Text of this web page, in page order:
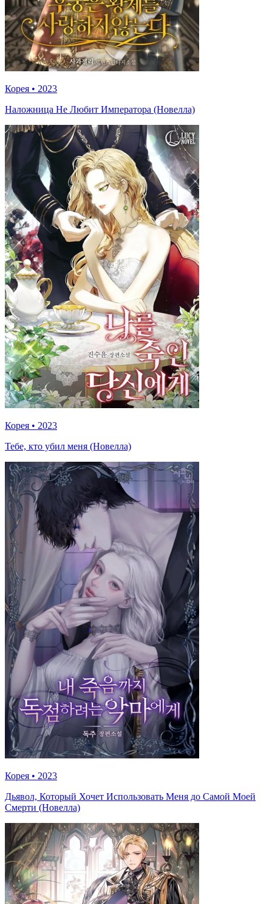
Корея • 2023
Наложница Не Любит Императора (Новелла)
Корея • 2023
Тебе, кто убил меня (Новелла)
Корея • 2023
Дьявол, Который Хочет Использовать Меня до Самой Моей
Смерти (Новелла)